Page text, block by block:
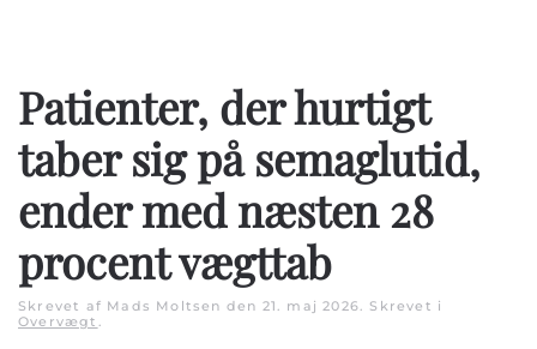
Patienter, der hurtigt
taber sig på semaglutid,
ender med næsten 28
procent vægttab
Skrevet af Mads Moltsen den 21. maj 2026. Skrevet i
Overvægt .